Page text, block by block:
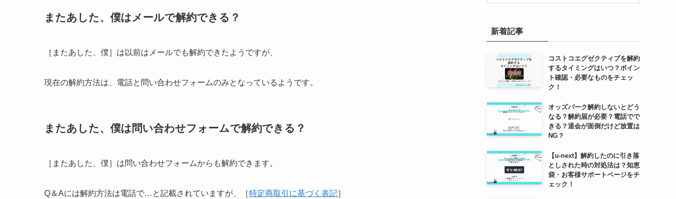
またあした、僕はメールで解約できる？
［またあした、僕］は以前はメールでも解約できたようですが、
現在の解約方法は、電話と問い合わせフォームのみとなっているようです。
またあした、僕は問い合わせフォームで解約できる？
［またあした、僕］は問い合わせフォームからも解約できます。
Q＆Aには解約方法は電話で…と記載されていますが、［特定商取引に基づく表記］
新着記事
コストコエグゼクティブを解約
するタイミングはいつ？ポイン
ト確認・必要なものをチェッ
ク！
オッズパーク解約しないとどう
なる？解約届が必要？電話でで
きる？退会が面倒だけど放置は
NG？
【u-next】解約したのに引き落
としされた時の対処法は？知恵
袋・お客様サポートページをチ
ェック！